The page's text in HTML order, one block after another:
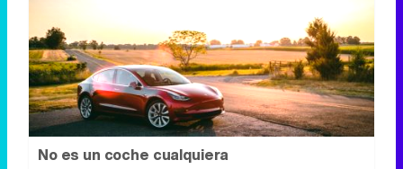
No es un coche cualquiera